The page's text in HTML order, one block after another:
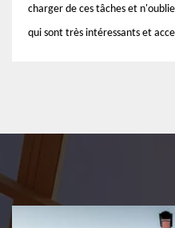
charger de ces tâches et
qui sont très intéressants et